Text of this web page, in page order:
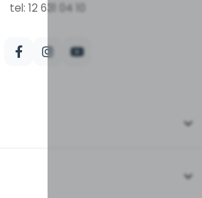
tel: 12 631 04 10